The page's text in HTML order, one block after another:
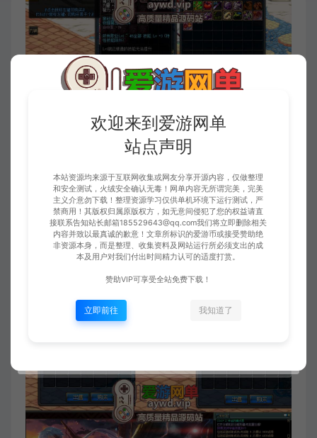
欢迎来到爱游网单
站点声明
本站资源均来源于互联网收集或网友分享开源内容，仅做整理
和安全测试，火绒安全确认无毒！网单内容无所谓完美，完美
主义介意勿下载！整理资源学习仅供单机环境下运行测试，严
禁商用！其版权归属原版权方，如无意间侵犯了您的权益请直
接联系告知站长邮箱185529643@qq.com我们将立即删除相关
内容并致以最真诚的歉意！文章所标识的爱游币或接受赞助绝
非资源本身，而是整理、收集资料及网站运行所必须支出的成
本及用户对我们付出时间精力认可的适度打赏。
赞助VIP可享受全站免费下载！
立即前往 我知道了